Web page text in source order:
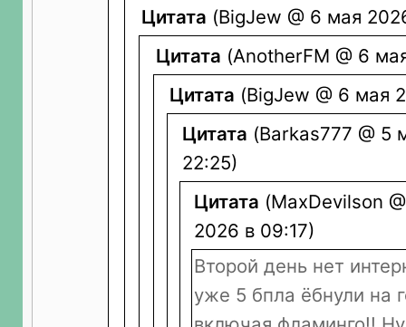
Цитата (BigJew @ 6 мая
Цитата (AnotherFM @ 6
Цитата (BigJew @ 6 мая
Цитата (Barkas777 @ 5
22:25)
Цитата (MaxDevilson
2026 в 09:17)
Второй день нет
уже 5 бпла ёбнули на